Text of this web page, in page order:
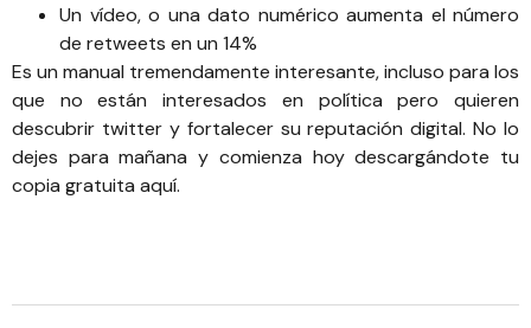
Un vídeo, o una dato numérico aumenta el número
de retweets en un 14%
Es un manual tremendamente interesante, incluso para los
que no están interesados en política pero quieren
descubrir twitter y fortalecer su reputación digital.No lo
dejes para mañana y comienza hoy descargándote tu
copia gratuita aquí.